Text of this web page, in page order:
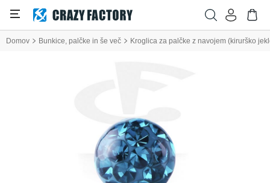
Domov Bunkice, palčke in še več Kroglica za palčke z navojem (kirurško